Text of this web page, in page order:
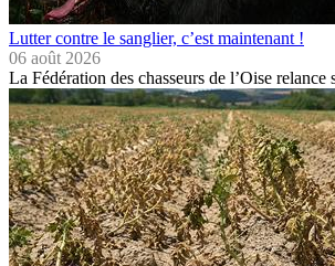
Lutter contre le sanglier, c’est maintenant !
06 août 2026
La Fédération des chasseurs de l’Oise